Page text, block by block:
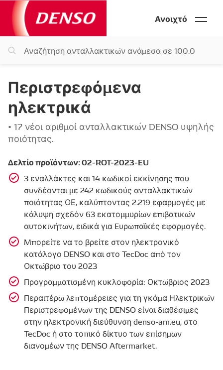
Ανοιχτό
Περιστρεφόμενα
ηλεκτρικά
• 17 νέοι αριθμοί ανταλλακτικών DENSO υψηλής
ποιότητας.
Δελτίο προϊόντων: 02-ROT-2023-EU
3 εναλλάκτες και 14 κωδικοί εκκίνησης που
συνδέονται με 242 κωδικούς ανταλλακτικών
ποιότητας ΟΕ, καλύπτοντας 2.219 εφαρμογές με
κάλυψη σχεδόν 63 εκατομμυρίων επιβατικών
αυτοκινήτων, ειδικά για Eυρωπαϊκές εφαρμογές.
Μπορείτε να το βρείτε στον ηλεκτρονικό
κατάλογο DENSO και στο TecDoc από τον
Οκτώβριο του 2023
Προγραμματισμένη κυκλοφορία: Οκτώβριος 2023
Περαιτέρω λεπτομέρειες για τη γκάμα Ηλεκτρικών
Περιστρεφομένων της DENSO είναι διαθέσιμες
στην ηλεκτρονική διεύθυνση denso-am.eu, στο
TecDoc ή στο τοπικό δίκτυο των επίσημων
διανομέων της DENSO Aftermarket.